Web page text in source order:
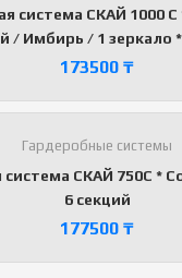
система СКАЙ 1000
/ Имбирь / 1 зеркало *
173500 ₸
Гардеробные системы
система СКАЙ 750С *
6 секций
177500 ₸